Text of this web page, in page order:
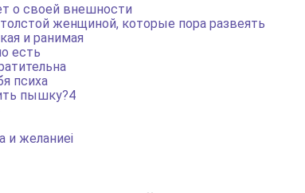
о своей внешности
женщиной, которые пора развеять
и ранимая
есть
психа
пышку?4
и желаниеi